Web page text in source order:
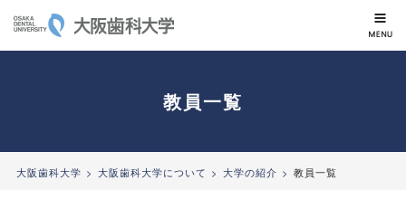
教員一覧
大阪歯科大学 大阪歯科大学について 大学の紹介 教員一覧